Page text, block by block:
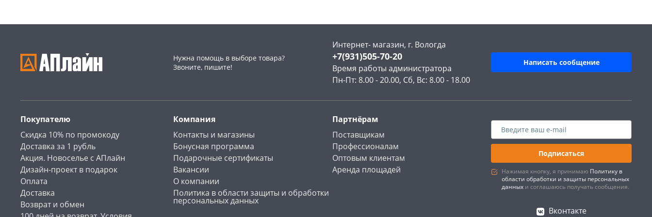
Нужна помощь в выборе товара?
Звоните, пишите!
Интернет- магазин, г. Вологда
+7(931)505-70-20
Время работы администратора
Пн-Пт: 8.00 - 20.00, Сб, Вс: 8.00 - 18.00
Написать сообщение
Покупателю
Скидка 10% по промокоду
Доставка за 1 рубль
Акция. Новоселье с АПлайн
Дизайн-проект в подарок
Оплата
Доставка
Возврат и обмен
Компания
Контакты и магазины
Бонусная программа
Подарочные сертификаты
Вакансии
О компании
Политика в области защиты и обработки
персональных данных
Партнёрам
Поставщикам
Профессионалам
Оптовым клиентам
Аренда площадей
Подписаться
Нажимая кнопку, я принимаю Политику в
области обработки и защиты персональных
данных и соглашаюсь получать сообщения.
Вконтакте
раз в 2 недели